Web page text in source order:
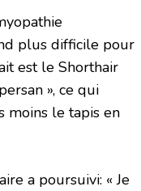
plus difficile pour
est le Shorthair
», ce qui
moins le tapis en
a poursuivi: « Je